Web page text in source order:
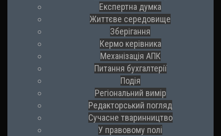
Експертна думка
Життєве середовище
Зберігання
Кермо керівника
Механізація АПК
Питання бухгалтерії
Подія
Регіональний вимір
Редакторський погляд
Сучасне тваринництво
У правовому полі